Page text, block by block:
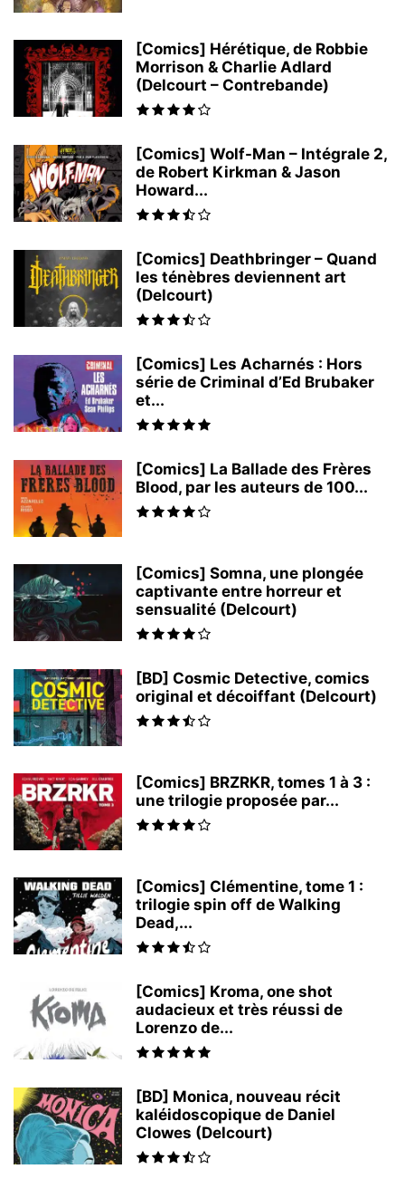
[Comics] Hérétique, de Robbie
Morrison & Charlie Adlard
(Delcourt – Contrebande)
[Comics] Wolf-Man – Intégrale 2,
de Robert Kirkman & Jason
Howard...
[Comics] Deathbringer – Quand
les ténèbres deviennent art
(Delcourt)
[Comics] Les Acharnés : Hors
série de Criminal d’Ed Brubaker
et...
[Comics] La Ballade des Frères
Blood, par les auteurs de 100...
[Comics] Somna, une plongée
captivante entre horreur et
sensualité (Delcourt)
[BD] Cosmic Detective, comics
original et décoiffant (Delcourt)
[Comics] BRZRKR, tomes 1 à 3 :
une trilogie proposée par...
[Comics] Clémentine, tome 1 :
trilogie spin off de Walking
Dead,...
[Comics] Kroma, one shot
audacieux et très réussi de
Lorenzo de...
[BD] Monica, nouveau récit
kaléidoscopique de Daniel
Clowes (Delcourt)